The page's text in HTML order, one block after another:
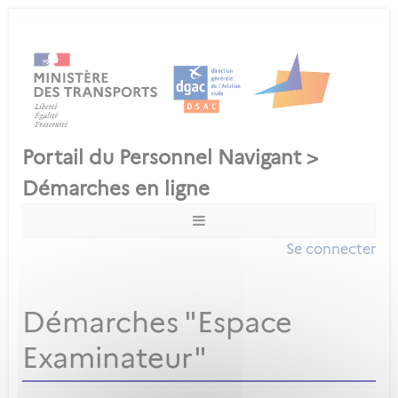
Se connecter
Démarches "Espace
Examinateur"